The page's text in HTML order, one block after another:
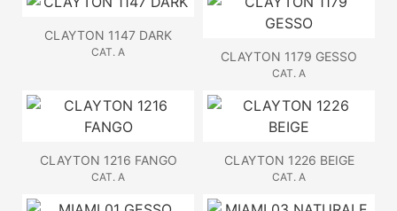
CLAYTON 1147 DARK
CAT. A CLAYTON 1179 GESSO
CAT. A
CLAYTON 1216 FANGO
CAT. A
CLAYTON 1226 BEIGE
CAT. A